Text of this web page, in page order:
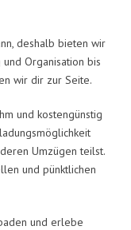
deshalb bieten wir
Organisation bis
wir dir zur Seite.
und kostengünstig
Umzügen teilst.
und pünktlichen
und erlebe